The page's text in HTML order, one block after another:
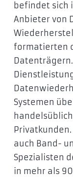
befindet sich
Anbieter von
formatierten
Systemen
auch Band-
Spezialisten
in mehr als